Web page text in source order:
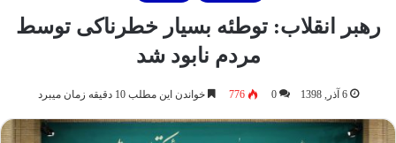
رهبر انقلاب: توطئه بسیار خطرناکی توسط
مردم نابود شد
6 آذر, 1398 0
776 خواندن این مطلب 10 دقیقه زمان میبرد